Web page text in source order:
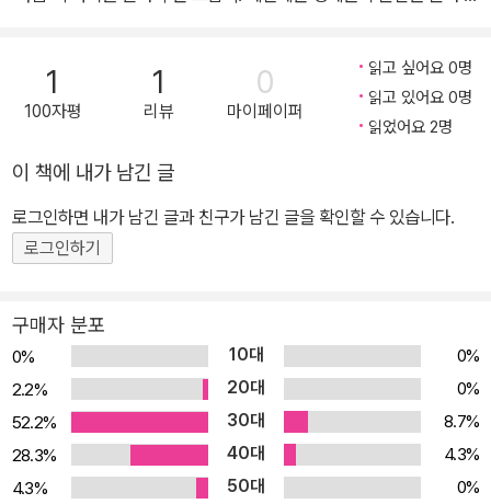
입고 신는 일이 흔했다. 이런 일은 이웃끼리도 흔히 이루어졌었다. 하
지만 요즘 아이들은 외동이거나 형제 간의 터울이 많이 나, 물려쓴다
는 것 자체가 보기 드문 일이 되다 보니 그 개념조차 생소해진 느낌이
마음을 실천’할 수 있는 계기를 심어 줄 수 있는 책이다. 이런 이야기
들은 보통 아이의 잘못을 따끔하게 꼬집으면서 출발한다. 그래서 큰
깨달음과 뉘우침으로 마무리되는 게 대부분이다. 하지만 《빨간 장화
의 지구 여행》은 요란스러운 야단이나 큰 사건이 없다. 다섯 살 생일
아하는 마음과, 일 년 뒤 발이 커져서 더는 맞지 않는 빨간 장화를 누
군가에게 보낼 결심을 하게 되기까지의 과정을 잔잔하게 그리고 있
다. 일상의 한 부분으로 아주 자연스럽게 설명하고 있는 것이다. 어려
운 사람을 돕는다는 거창한 사명도 없다. 그저 내가 아꼈던 빨간 장화
를 누군가도 소중하게 신어 주었으면 좋겠다는 바람만 있을 뿐이다.
브리디의 빨간 장화를 받은 소녀 또한 브리디가 그랬던 것처럼 빨간
1
100자평
1
리뷰
0
마이페이퍼
읽고 싶어요 0명
읽고 있어요 0명
읽었어요 2명
이 책에 내가 남긴 글
로그인하면 내가 남긴 글과 친구가 남긴 글을 확인할 수 있습니다.
로그인하기
구매자 분포
0% 10대
0%
2.2%
20대
0%
52.2%
30대
8.7%
28.3%
40대
4.3%
4.3%
50대
0%